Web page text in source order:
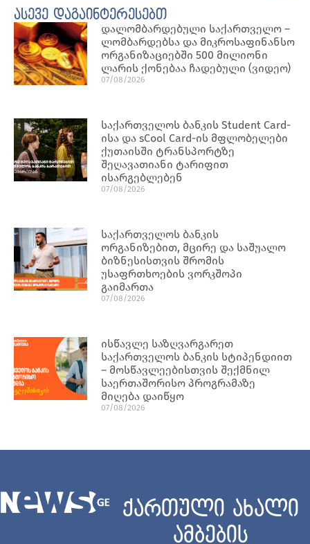
ასევე დაგაინტერესებთ
დალომბარდებული საქართველო –
ლომბარდებსა და მიკროსაფინანსო
ორგანიზაციებში 500 მილიონი
ლარის ქონებაა ჩადებული (ვიდეო)
07/08/2026
საქართველოს ბანკის Student Card-
ისა და sCool Card-ის მფლობელები
ქუთაისში ტრანსპორტზე
შეღავათიანი ტარიფით
ისარგებლებენ
07/08/2026
საქართველოს ბანკის
ორგანიზებით, მცირე და საშუალო
ბიზნესისთვის შრომის
უსაფრთხოების ვორკშოპი
გაიმართა
07/08/2026
ისწავლე საზღვარგარეთ
საქართველოს ბანკის სტიპენდიით
– მოსწავლეებისთვის შექმნილ
საერთაშორისო პროგრამაზე
მიღება დაიწყო
07/08/2026
ქართული ახალი
ამბების